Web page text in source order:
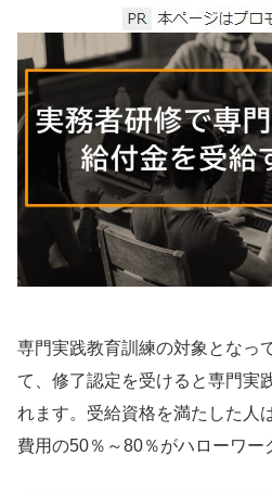
専門実践教育訓練の対象となっ
て、修了認定を受けると専門実
れます。受給資格を満たした人
費用の50％～80％がハローワー